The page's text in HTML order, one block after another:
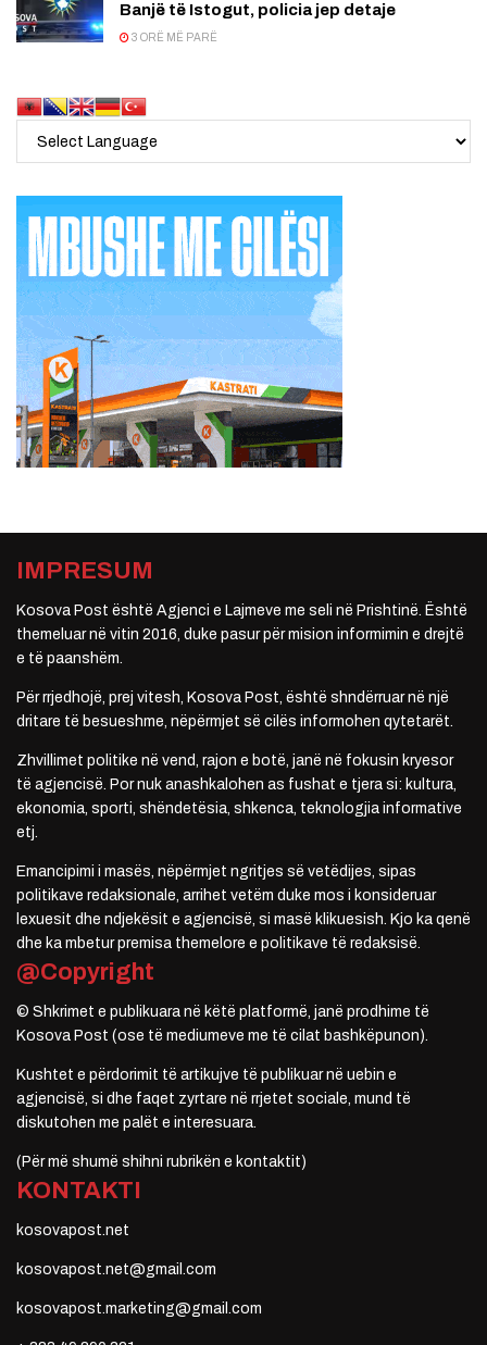
Banjë të Istogut, policia jep detaje
3 ORË MË PARË
IMPRESUM
Kosova Post është Agjenci e Lajmeve me seli në Prishtinë. Është
themeluar në vitin 2016, duke pasur për mision informimin e drejtë
e të paanshëm.
Për rrjedhojë, prej vitesh, Kosova Post, është shndërruar në një
dritare të besueshme, nëpërmjet së cilës informohen qytetarët.
Zhvillimet politike në vend, rajon e botë, janë në fokusin kryesor
të agjencisë. Por nuk anashkalohen as fushat e tjera si: kultura,
ekonomia, sporti, shëndetësia, shkenca, teknologjia informative
etj.
Emancipimi i masës, nëpërmjet ngritjes së vetëdijes, sipas
politikave redaksionale, arrihet vetëm duke mos i konsideruar
lexuesit dhe ndjekësit e agjencisë, si masë klikuesish. Kjo ka qenë
dhe ka mbetur premisa themelore e politikave të redaksisë.
@Copyright
© Shkrimet e publikuara në këtë platformë, janë prodhime të
Kosova Post (ose të mediumeve me të cilat bashkëpunon).
Kushtet e përdorimit të artikujve të publikuar në uebin e
agjencisë, si dhe faqet zyrtare në rrjetet sociale, mund të
diskutohen me palët e interesuara.
(Për më shumë shihni rubrikën e kontaktit)
KONTAKTI
kosovapost.net
kosovapost.net@gmail.com
kosovapost.marketing@gmail.com